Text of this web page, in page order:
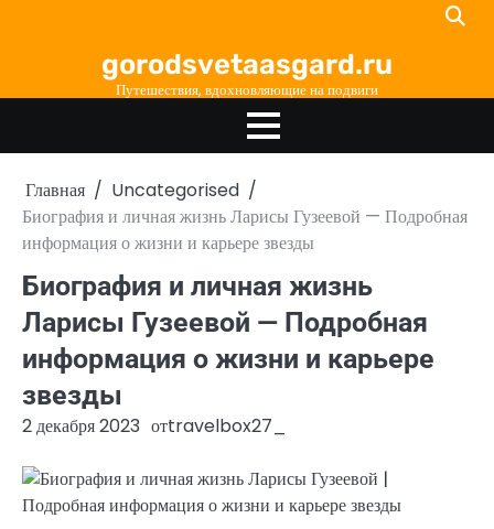
gorodsvetaasgard.ru
Путешествия, вдохновляющие на подвиги
Главная
Uncategorised
Биография и личная жизнь Ларисы Гузеевой — Подробная
информация о жизни и карьере звезды
Биография и личная жизнь
Ларисы Гузеевой — Подробная
информация о жизни и карьере
звезды
2 декабря 2023 отtravelbox27_